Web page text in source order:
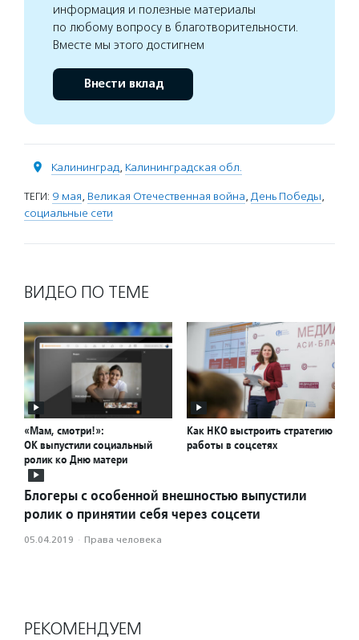
информация и полезные материалы
по любому вопросу в благотворительности.
Вместе мы этого достигнем
Внести вклад
Калининград, Калининградская обл.
ТЕГИ: 9 мая, Великая Отечественная война, День Победы,
социальные сети
ВИДЕО ПО ТЕМЕ
«Мам, смотри!»:
ОК выпустили социальный
ролик ко Дню матери
Как НКО выстроить стратегию
работы в соцсетях
Блогеры с особенной внешностью выпустили
ролик о принятии себя через соцсети
05.04.2019 · Права человека
РЕКОМЕНДУЕМ